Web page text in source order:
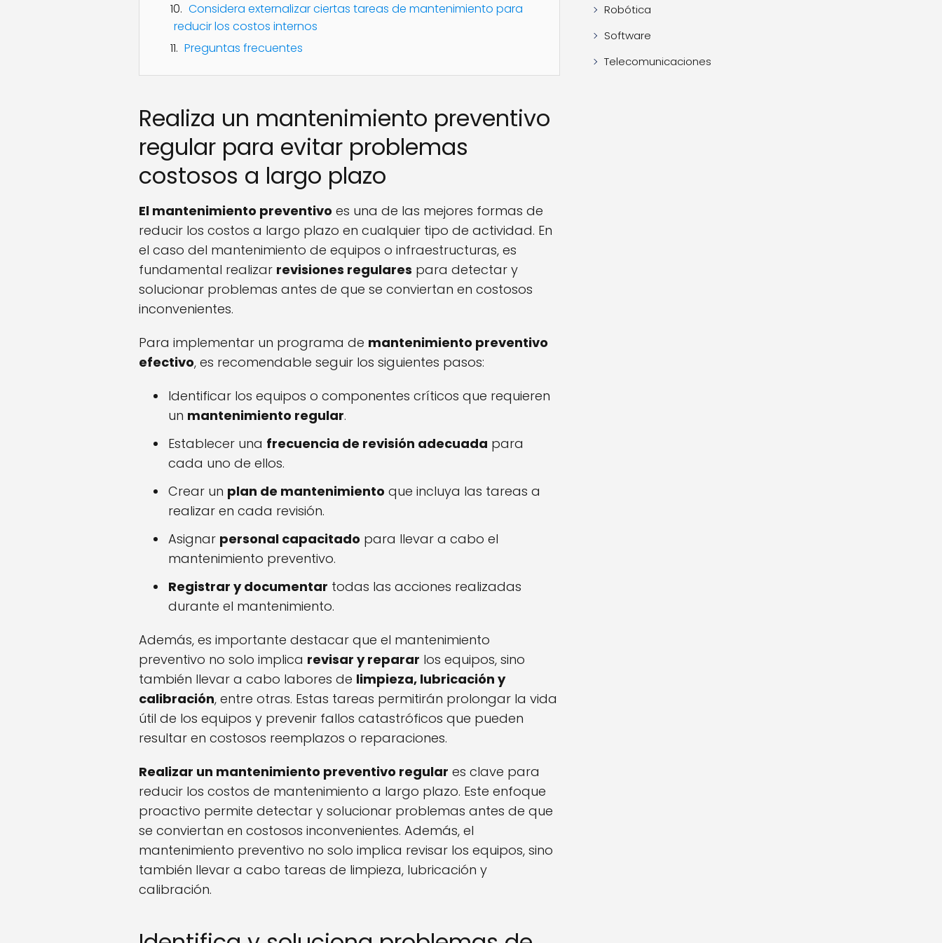
Considera externalizar ciertas tareas de mantenimiento para
reducir los costos internos
Preguntas frecuentes
Realiza un mantenimiento preventivo
regular para evitar problemas
costosos a largo plazo
El mantenimiento preventivo es una de las mejores formas de
reducir los costos a largo plazo en cualquier tipo de actividad. En
el caso del mantenimiento de equipos o infraestructuras, es
fundamental realizar revisiones regulares para detectar y
solucionar problemas antes de que se conviertan en costosos
inconvenientes.
Para implementar un programa de mantenimiento preventivo
efectivo, es recomendable seguir los siguientes pasos:
Identificar los equipos o componentes críticos que requieren
un mantenimiento regular.
Establecer una frecuencia de revisión adecuada para
cada uno de ellos.
Crear un plan de mantenimiento que incluya las tareas a
realizar en cada revisión.
Asignar personal capacitado para llevar a cabo el
mantenimiento preventivo.
Registrar y documentar todas las acciones realizadas
durante el mantenimiento.
Además, es importante destacar que el mantenimiento
preventivo no solo implica revisar y reparar los equipos, sino
también llevar a cabo labores de limpieza, lubricación y
calibración, entre otras. Estas tareas permitirán prolongar la vida
útil de los equipos y prevenir fallos catastróficos que pueden
resultar en costosos reemplazos o reparaciones.
Realizar un mantenimiento preventivo regular es clave para
reducir los costos de mantenimiento a largo plazo. Este enfoque
proactivo permite detectar y solucionar problemas antes de que
se conviertan en costosos inconvenientes. Además, el
mantenimiento preventivo no solo implica revisar los equipos, sino
también llevar a cabo tareas de limpieza, lubricación y
calibración.
Robótica
Software
Telecomunicaciones